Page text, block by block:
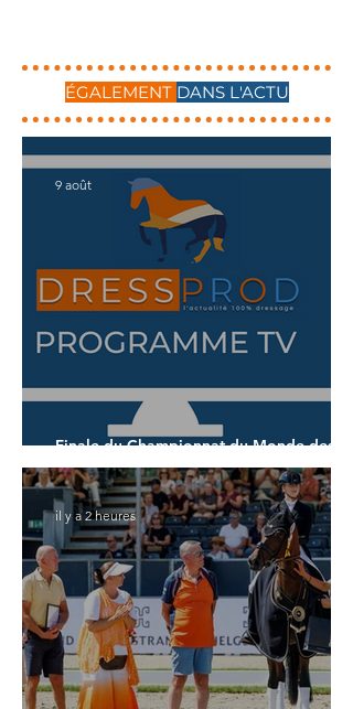
ÉGALEMENT DANS L'ACTU
Finale du Championnat du Monde des 7
ans
9 août
il y a 2 heures